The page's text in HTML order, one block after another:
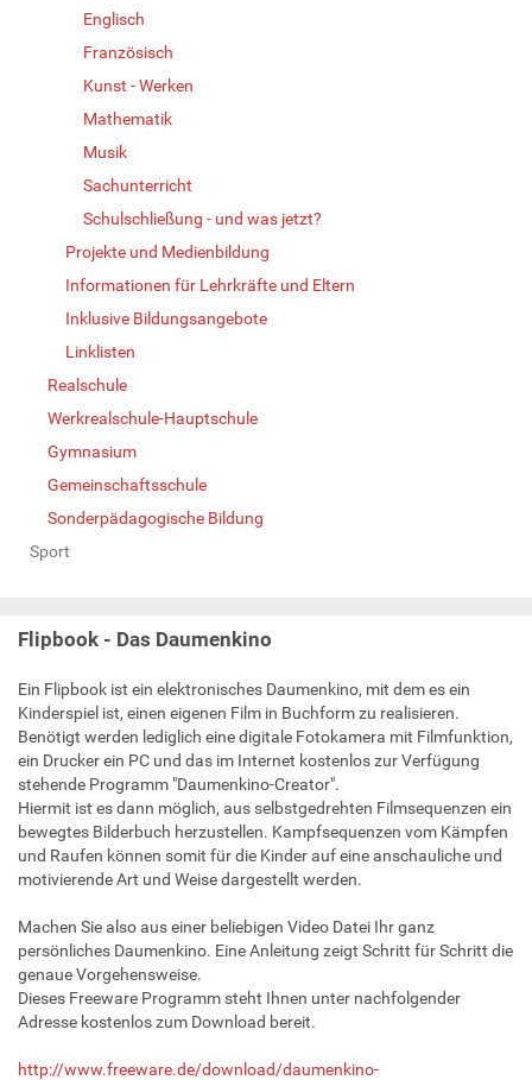
Englisch
Französisch
Kunst - Werken
Mathematik
Musik
Sachunterricht
Schulschließung - und was jetzt?
Projekte und Medienbildung
Informationen für Lehrkräfte und Eltern
Inklusive Bildungsangebote
Linklisten
Realschule
Werkrealschule-Hauptschule
Gymnasium
Gemeinschaftsschule
Sonderpädagogische Bildung
Sport
Flipbook - Das Daumenkino
Ein Flipbook ist ein elektronisches Daumenkino, mit dem es ein
Kinderspiel ist, einen eigenen Film in Buchform zu realisieren.
Benötigt werden lediglich eine digitale Fotokamera mit Filmfunktion,
ein Drucker ein PC und das im Internet kostenlos zur Verfügung
stehende Programm "Daumenkino-Creator".
Hiermit ist es dann möglich, aus selbstgedrehten Filmsequenzen ein
bewegtes Bilderbuch herzustellen. Kampfsequenzen vom Kämpfen
und Raufen können somit für die Kinder auf eine anschauliche und
motivierende Art und Weise dargestellt werden.
Machen Sie also aus einer beliebigen Video Datei Ihr ganz
persönliches Daumenkino. Eine Anleitung zeigt Schritt für Schritt die
genaue Vorgehensweise.
Dieses Freeware Programm steht Ihnen unter nachfolgender
Adresse kostenlos zum Download bereit.
http://www.freeware.de/download/daumenkino-